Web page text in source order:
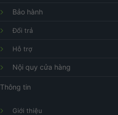
Bảo hành
Đổi trả
Hỗ trợ
Nội quy cửa hàng
Thông tin
Giới thiệu